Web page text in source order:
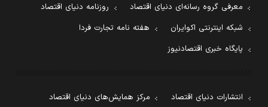
معرفی گروه رسانه‌ای دنیای اقتصاد
روزنامه دنیای اقتصاد
شبکه اینترنتی اکوایران
هفته نامه تجارت فردا
پایگاه خبری اقتصادنیوز
انتشارات دنیای اقتصاد
مرکز همایش‌های دنیای اقتصاد